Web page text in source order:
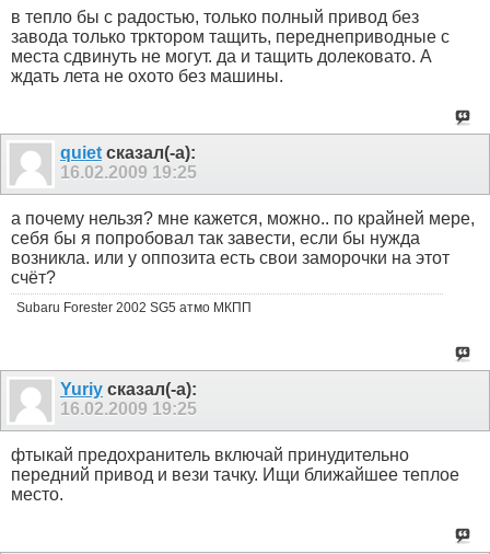
в тепло бы с радостью, только полный привод без
завода только трктором тащить, переднеприводные с
места сдвинуть не могут. да и тащить долековато. А
ждать лета не охото без машины.
quiet сказал(-а):
16.02.2009 19:25
а почему нельзя? мне кажется, можно.. по крайней мере,
себя бы я попробовал так завести, если бы нужда
возникла. или у оппозита есть свои заморочки на этот
счёт?
Subaru Forester 2002 SG5 атмо МКПП
Yuriy сказал(-а):
16.02.2009 19:25
фтыкай предохранитель включай принудительно
передний привод и вези тачку. Ищи ближайшее теплое
место.